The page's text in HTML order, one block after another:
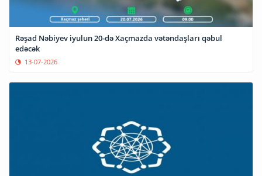
Rəşad Nəbiyev iyulun 20-də Xaçmazda vətəndaşları qəbul
edəcək
13-07-2026